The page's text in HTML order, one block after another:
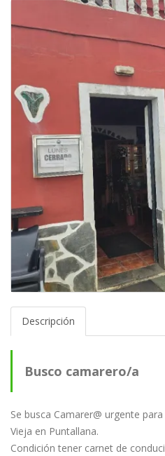
Descripción
Busco camarero/a
Se busca Camarer@ urgente
Vieja en Puntallana.
Condición tener carnet de